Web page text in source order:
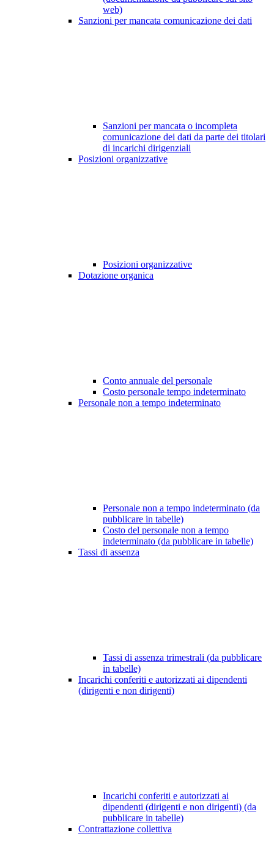
web)
Sanzioni per mancata comunicazione dei dati
Sanzioni per mancata o incompleta
comunicazione dei dati da parte dei titolari
di incarichi dirigenziali
Posizioni organizzative
Posizioni organizzative
Dotazione organica
Conto annuale del personale
Costo personale tempo indeterminato
Personale non a tempo indeterminato
Personale non a tempo indeterminato (da
pubblicare in tabelle)
Costo del personale non a tempo
indeterminato (da pubblicare in tabelle)
Tassi di assenza
Tassi di assenza trimestrali (da pubblicare
in tabelle)
Incarichi conferiti e autorizzati ai dipendenti
(dirigenti e non dirigenti)
Incarichi conferiti e autorizzati ai
dipendenti (dirigenti e non dirigenti) (da
pubblicare in tabelle)
Contrattazione collettiva